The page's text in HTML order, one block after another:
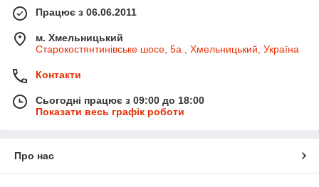
Працює з 06.06.2011
м. Хмельницький
Старокостянтинівське шосе, 5а , Хмельницький, Україна
Контакти
Сьогодні працює з 09:00 до 18:00
Показати весь графік роботи
Про нас